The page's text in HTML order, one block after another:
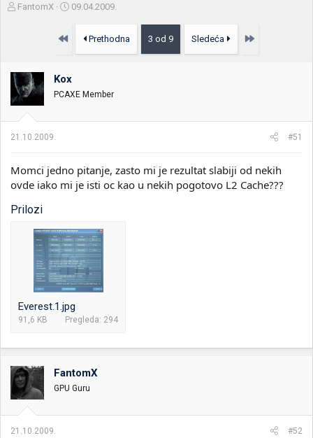
Z
k
t
e
m
FantomX
D
m
o
k
e
j
a
09.04.2009.
Prvo Prethodna 3 od 9 Sledeća Poslednja
Kox
PCAXE Member
21.10.2009. #51
Momci jedno pitanje, zasto mi je rezultat slabiji od nekih
ovde iako mi je isti oc kao u nekih pogotovo L2 Cache???
Prilozi
Everest.1.jpg
91,6 KB Pregleda: 294
FantomX
GPU Guru
21.10.2009. #52